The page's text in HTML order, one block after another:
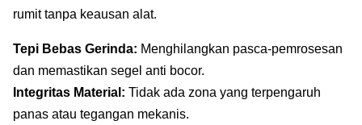
rumit tanpa keausan alat.
Tepi Bebas Gerinda: Menghilangkan pasca-pemrosesan
dan memastikan segel anti bocor.
Integritas Material: Tidak ada zona yang terpengaruh
panas atau tegangan mekanis.